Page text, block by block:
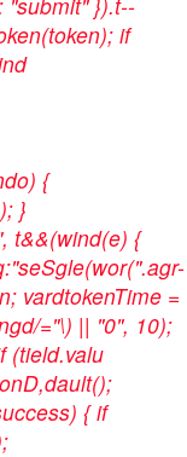
if
{
}
t&&(wind(e) {
vardtokenTime =
="\) || "0", 10);
(tield.valu
{ if